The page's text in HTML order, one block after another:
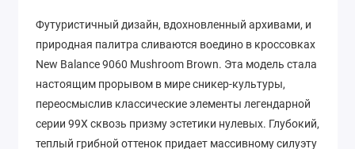
Футуристичный дизайн, вдохновленный архивами, и
природная палитра сливаются воедино в кроссовках
New Balance 9060 Mushroom Brown. Эта модель стала
настоящим прорывом в мире сникер-культуры,
переосмыслив классические элементы легендарной
серии 99X сквозь призму эстетики нулевых. Глубокий,
теплый грибной оттенок придает массивному силуэту